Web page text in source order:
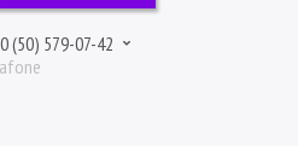
(50) 579-07-42